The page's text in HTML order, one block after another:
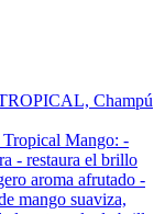
Champú
Mango: -
- restaura el brillo
aroma afrutado -
mango suaviza,